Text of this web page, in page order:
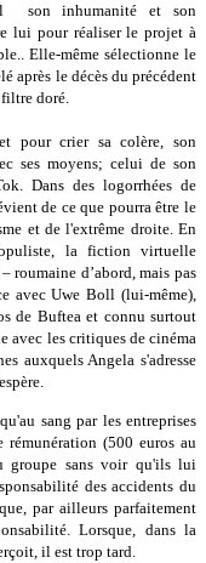
son inhumanité et son
lui pour réaliser le projet à
Elle-même sélectionne le
après le décès du précédent
doré.
pour crier sa colère, son
ses moyens; celui de son
Dans des logorrhées de
de ce que pourra être le
et de l'extrême droite. En
la fiction virtuelle
roumaine d’abord, mais pas
avec Uwe Boll (lui-même),
de Buftea et connu surtout
avec les critiques de cinéma
auxquels Angela s'adresse
sang par les entreprises
(500 euros au
groupe sans voir qu'ils lui
des accidents du
par ailleurs parfaitement
Lorsque, dans la
il est trop tard.